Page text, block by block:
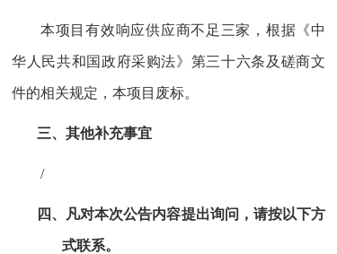
本项目有效响应供应商不足三家，根据《中
华人民共和国政府采购法》第三十六条及磋商文
件的相关规定，本项目废标。
三、 其他补充事宜
/
四、 凡对本次公告内容提出询问，请按以下方
式联系。